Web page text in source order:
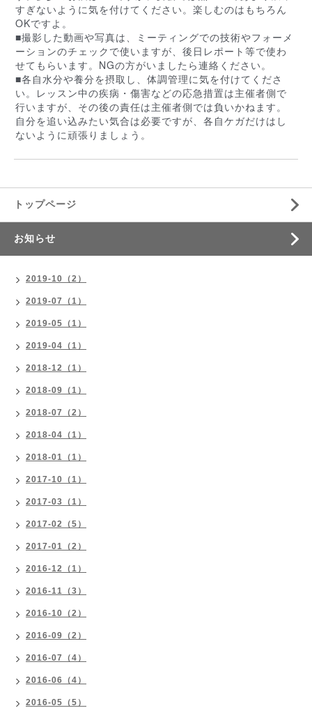
すぎないように気を付けてください。楽しむのはもちろ ん
OKですよ。
■撮影した動画や写真は、ミーティングでの技術やフォー メ
ーションのチェックで使いますが、後日レポート等で使わ
せてもらいます。NGの方がいましたら連絡ください。
■各自水分や養分を摂取し、体調管理に気を付けてくださ
い。レッスン中の疾病・傷害などの応急措置は主催者側で
行いますが、その後の責任は主催者側では負いかねます。
自分を追い込みたい気合は必要ですが、各自ケガだけはし
ないように頑張りましょう。
トップページ
お知らせ
2019-10（2）
2019-07（1）
2019-05（1）
2019-04（1）
2018-12（1）
2018-09（1）
2018-07（2）
2018-04（1）
2018-01（1）
2017-10（1）
2017-03（1）
2017-02（5）
2017-01（2）
2016-12（1）
2016-11（3）
2016-10（2）
2016-09（2）
2016-07（4）
2016-06（4）
2016-05（5）